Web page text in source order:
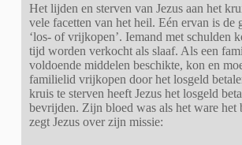
Het lijden en sterven van Jezus aan het
vele facetten van het heil. Eén ervan is de
‘los- of vrijkopen’. Iemand met schulden
tijd worden verkocht als slaaf. Als een
voldoende middelen beschikte, kon en
familielid vrijkopen door het losgeld
kruis te sterven heeft Jezus het losgeld
bevrijden. Zijn bloed was als het ware het
zegt Jezus over zijn missie: